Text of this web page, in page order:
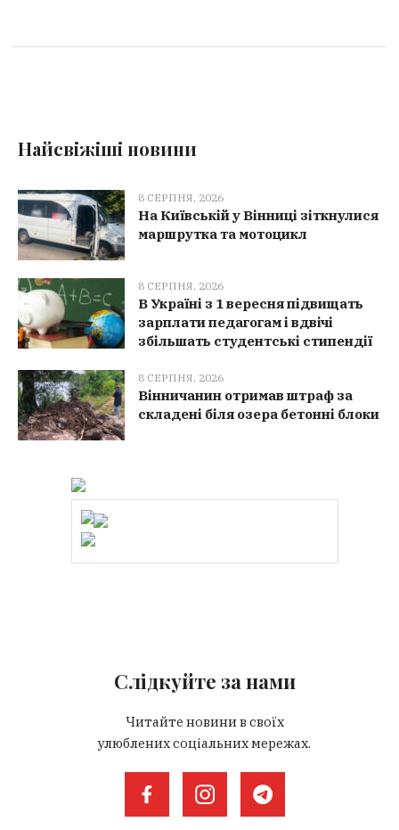
Найсвіжіші новини
8 СЕРПНЯ, 2026
На Київській у Вінниці зіткнулися
маршрутка та мотоцикл
8 СЕРПНЯ, 2026
В Україні з 1 вересня підвищать
зарплати педагогам і вдвічі
збільшать студентські стипендії
8 СЕРПНЯ, 2026
Вінничанин отримав штраф за
складені біля озера бетонні блоки
Слідкуйте за нами
Читайте новини в своїх
улюблених соціальних мережах.